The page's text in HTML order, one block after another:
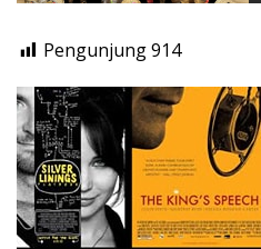
Pengunjung914